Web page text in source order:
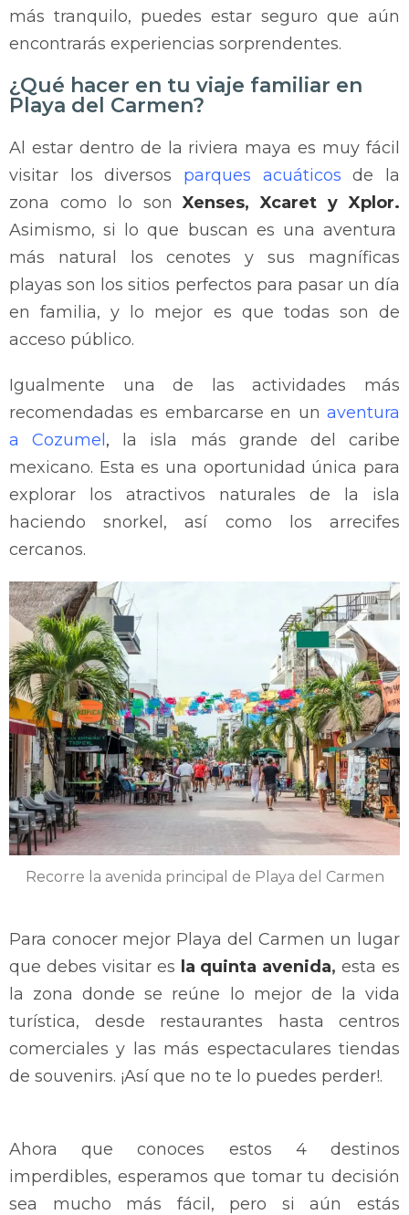
más tranquilo, puedes estar seguro que aún
encontrarás experiencias sorprendentes.
¿Qué hacer en tu viaje familiar en
Playa del Carmen?
Al estar dentro de la riviera maya es muy fácil
visitar los diversos parques acuáticos de la
zona como lo sonXenses, Xcaret y Xplor.
Asimismo, si lo que buscan es una aventura
más natural los cenotes y sus magníficas
playas son los sitios perfectos para pasar un día
en familia, y lo mejor es que todas son de
acceso público.
Igualmente una de las actividades más
recomendadas es embarcarse en un aventura
a Cozumel , la isla más grande del caribe
mexicano. Esta es una oportunidad única para
explorar los atractivos naturales de la isla
haciendo snorkel, así como los arrecifes
cercanos.
Recorre la avenida principal de Playa del Carmen
Para conocer mejor Playa del Carmen un lugar
que debes visitar es la quinta avenida,esta es
la zona donde se reúne lo mejor de la vida
turística, desde restaurantes hasta centros
comerciales y las más espectaculares tiendas
de souvenirs. ¡Así que no te lo puedes perder!.
Ahora que conoces estos 4 destinos
imperdibles, esperamos que tomar tu decisión
sea mucho más fácil, pero si aún estás